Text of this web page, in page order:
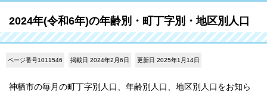
2024年(令和6年)の年齢別・町丁字別・地区別人口
ページ番号1011546 掲載日 2024年2月6日 更新日 2025年1月14日
神栖市の毎月の町丁字別人口、年齢別人口、地区別人口をお知ら